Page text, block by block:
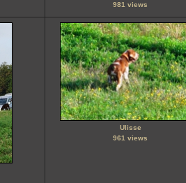
981 views
Ulisse
961 views